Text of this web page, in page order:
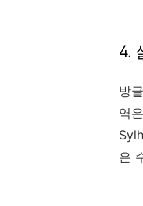
4.
방
역
은